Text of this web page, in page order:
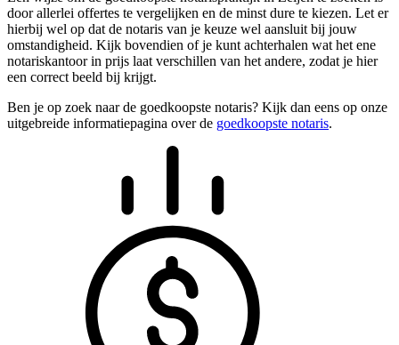
door allerlei offertes te vergelijken en de minst dure te kiezen. Let er
hierbij wel op dat de notaris van je keuze wel aansluit bij jouw
omstandigheid. Kijk bovendien of je kunt achterhalen wat het ene
notariskantoor in prijs laat verschillen van het andere, zodat je hier
een correct beeld bij krijgt.
Ben je op zoek naar de goedkoopste notaris? Kijk dan eens op onze
uitgebreide informatiepagina over de goedkoopste notaris.